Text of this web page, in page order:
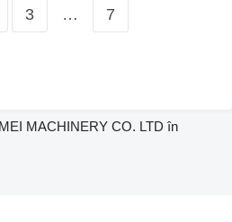
3 … 7
MACHINERY CO. LTD în